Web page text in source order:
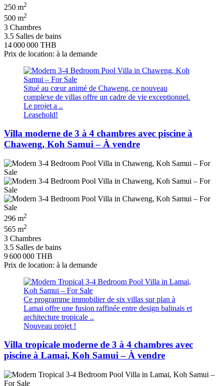
250 m2
500 m2
3 Chambres
3.5 Salles de bains
14 000 000 THB
Prix de location: à la demande
Situé au cœur animé de Chaweng, ce nouveau
complexe de villas offre un cadre de vie exceptionnel.
Le projet a ..
Leasehold!
Villa moderne de 3 à 4 chambres avec piscine à
Chaweng, Koh Samui – À vendre
296 m2
565 m2
3 Chambres
3.5 Salles de bains
9 600 000 THB
Prix de location: à la demande
Ce programme immobilier de six villas sur plan à
Lamai offre une fusion raffinée entre design balinais et
architecture tropicale ..
Nouveau projet !
Villa tropicale moderne de 3 à 4 chambres avec
piscine à Lamai, Koh Samui – À vendre